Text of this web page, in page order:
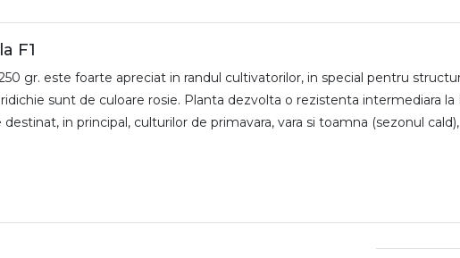
F1
gr. este foarte apreciat in randul cultivatorilor, in special pentru
sunt de culoare rosie. Planta dezvolta o rezistenta intermediara la
destinat, in principal, culturilor de primavara, vara si toamna (sezonul